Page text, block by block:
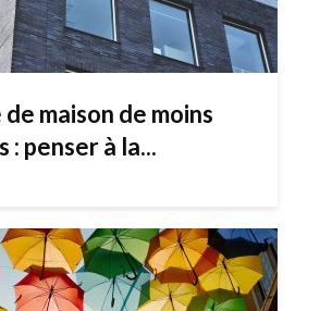
maison de moins
: penser à la...